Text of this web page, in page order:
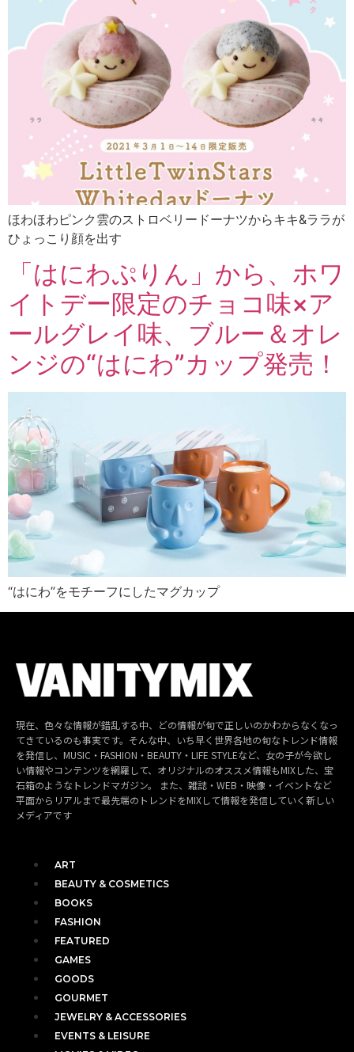
ほわほわピンク雲のストロベリードーナツからキキ&ララが
ひょっこり顔を出す
「はにわぷりん」から、ホワ
イトデー限定のチョコ味×ア
ールグレイ味、ブルー＆オレ
ンジの“はにわ”カップ発売！
“はにわ”をモチーフにしたマグカップ
現在、色々な情報が錯乱する中、どの情報が旬で正しいのかわからなくなっ
てきているのも事実です。そんな中、いち早く世界各地の旬なトレンド情報
を発信し、MUSIC・FASHION・BEAUTY・LIFE STYLEなど、女の子が今欲し
い情報やコンテンツを網羅して、オリジナルのオススメ情報もMIXした、宝
石箱のようなトレンドマガジン。 また、雑誌・WEB・映像・イベントなど
平面からリアルまで最先端のトレンドをMIXして情報を発信していく新しい
メディアです
ART
BEAUTY & COSMETICS
BOOKS
FASHION
FEATURED
GAMES
GOODS
GOURMET
JEWELRY & ACCESSORIES
EVENTS & LEISURE